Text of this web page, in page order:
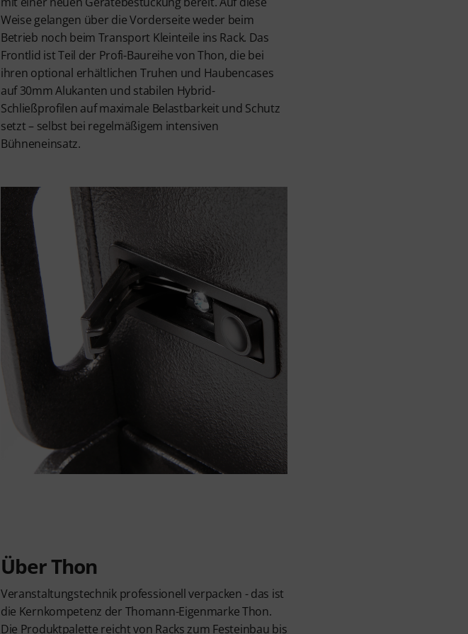
Weise gelangen über die Vorderseite weder beim
Betrieb noch beim Transport Kleinteile ins Rack. Das
Frontlid ist Teil der Profi-Baureihe von Thon, die bei
ihren optional erhältlichen Truhen und Haubencases
auf 30mm Alukanten und stabilen Hybrid-
Schließprofilen auf maximale Belastbarkeit und Schutz
setzt – selbst bei regelmäßigem intensiven
Bühneneinsatz.
Über Thon
Veranstaltungstechnik professionell verpacken - das ist
die Kernkompetenz der Thomann-Eigenmarke Thon.
Die Produktpalette reicht von Racks zum Festeinbau bis